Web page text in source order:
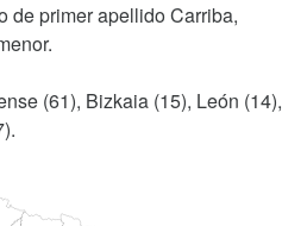
de primer apellido Carriba,
(61), Bizkaia (15), León (14),